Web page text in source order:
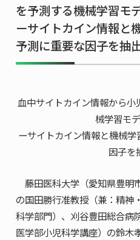
領域賞の紹介
教員一覧
共用機器・設備紹
NAIST Edge BIO
研究室への配属
セミナー情報
国際バイオゼミ
国際学生ワークシ
UCDリトリート
キャリア
キャリアTOP
就職実績
就職支援
入試情報
入試情報TOP
研究＆授業
保護者の方へ
アクセス
学内限定
教職員の方へ
企業・研究者の方
を予測する機械学習モ
ーサイトカイン情報と
予測に重要な因子を抽
血中サイトカイン情報から
械学習モ
ーサイトカイン情報と機械
因子を
藤田医科大学（愛知県豊明
の国田勝行准教授（兼：精神
科学部門）、刈谷豊田総合病
医学部小児科学講座）の鈴木